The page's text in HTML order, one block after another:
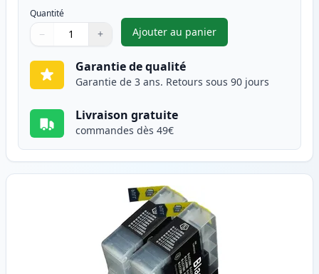
Quantité
Quantité
Utilisez les boutons pour ajuster
− +
Quantité
Ajouter au panier
,Pack de 5 Brother LC1240
Garantie de qualité
Garantie de 3 ans. Retours sous 90 jours
Livraison gratuite
commandes dès 49€